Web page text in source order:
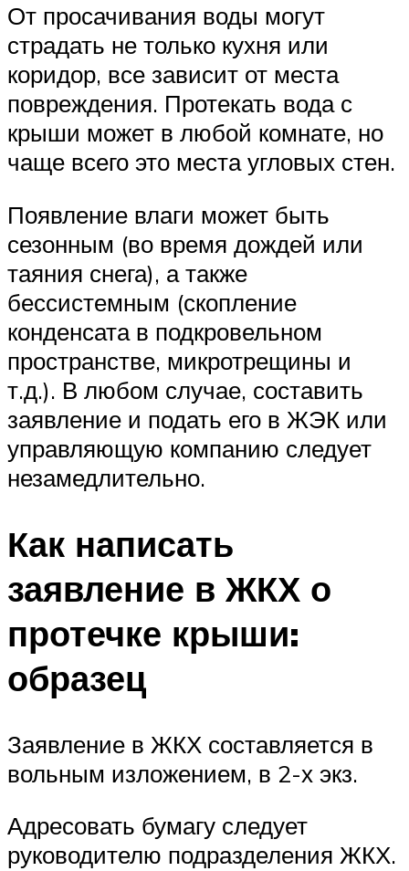
От просачивания воды могут
страдать не только кухня или
коридор, все зависит от места
повреждения. Протекать вода с
крыши может в любой комнате, но
чаще всего это места угловых стен.
Появление влаги может быть
сезонным (во время дождей или
таяния снега), а также
бессистемным (скопление
конденсата в подкровельном
пространстве, микротрещины и
т.д.). В любом случае, составить
заявление и подать его в ЖЭК или
управляющую компанию следует
незамедлительно.
Как написать
заявление в ЖКХ о
протечке крыши:
образец
Заявление в ЖКХ составляется в
вольным изложением, в 2-х экз.
Адресовать бумагу следует
руководителю подразделения ЖКХ.